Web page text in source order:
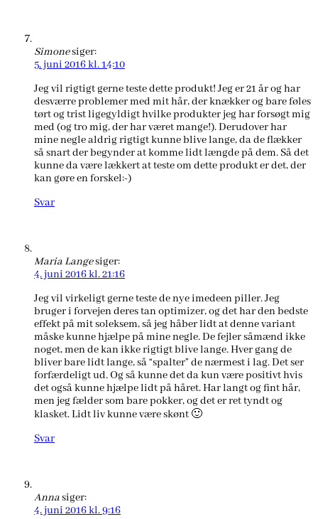
Simonesiger:
5. juni 2016 kl. 14:10
Jeg vil rigtigt gerne teste dette produkt! Jeg er 21 år og har
desværre problemer med mit hår, der knækker og bare føles
tørt og trist ligegyldigt hvilke produkter jeg har forsøgt mig
med (og tro mig, der har været mange!). Derudover har
mine negle aldrig rigtigt kunne blive lange, da de flækker
så snart der begynder at komme lidt længde på dem. Så det
kunne da være lækkert at teste om dette produkt er det, der
kan gøre en forskel:-)
Svar
Maria Langesiger:
4. juni 2016 kl. 21:16
Jeg vil virkeligt gerne teste de nye imedeen piller. Jeg
bruger i forvejen deres tan optimizer, og det har den bedste
effekt på mit soleksem, så jeg håber lidt at denne variant
måske kunne hjælpe på mine negle. De fejler såmænd ikke
noget, men de kan ikke rigtigt blive lange. Hver gang de
bliver bare lidt lange, så “spalter” de nærmest i lag. Det ser
forfærdeligt ud. Og så kunne det da kun være positivt hvis
det også kunne hjælpe lidt på håret. Har langt og fint hår,
men jeg fælder som bare pokker, og det er ret tyndt og
klasket. Lidt liv kunne være skønt 🙂
Svar
Annasiger:
4. juni 2016 kl. 9:16